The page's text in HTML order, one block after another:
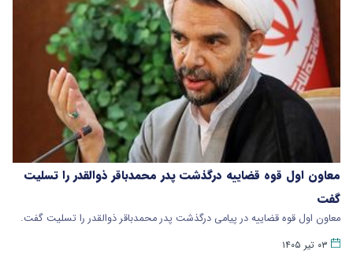
معاون اول قوه قضاییه درگذشت پدر محمدباقر ذوالقدر را تسلیت
گفت
معاون اول قوه قضاییه در پیامی درگذشت پدر محمدباقر ذوالقدر را تسلیت گفت.
۰۳ تیر ۱۴۰۵